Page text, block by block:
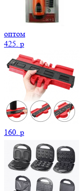
оптом
425. p
160. p